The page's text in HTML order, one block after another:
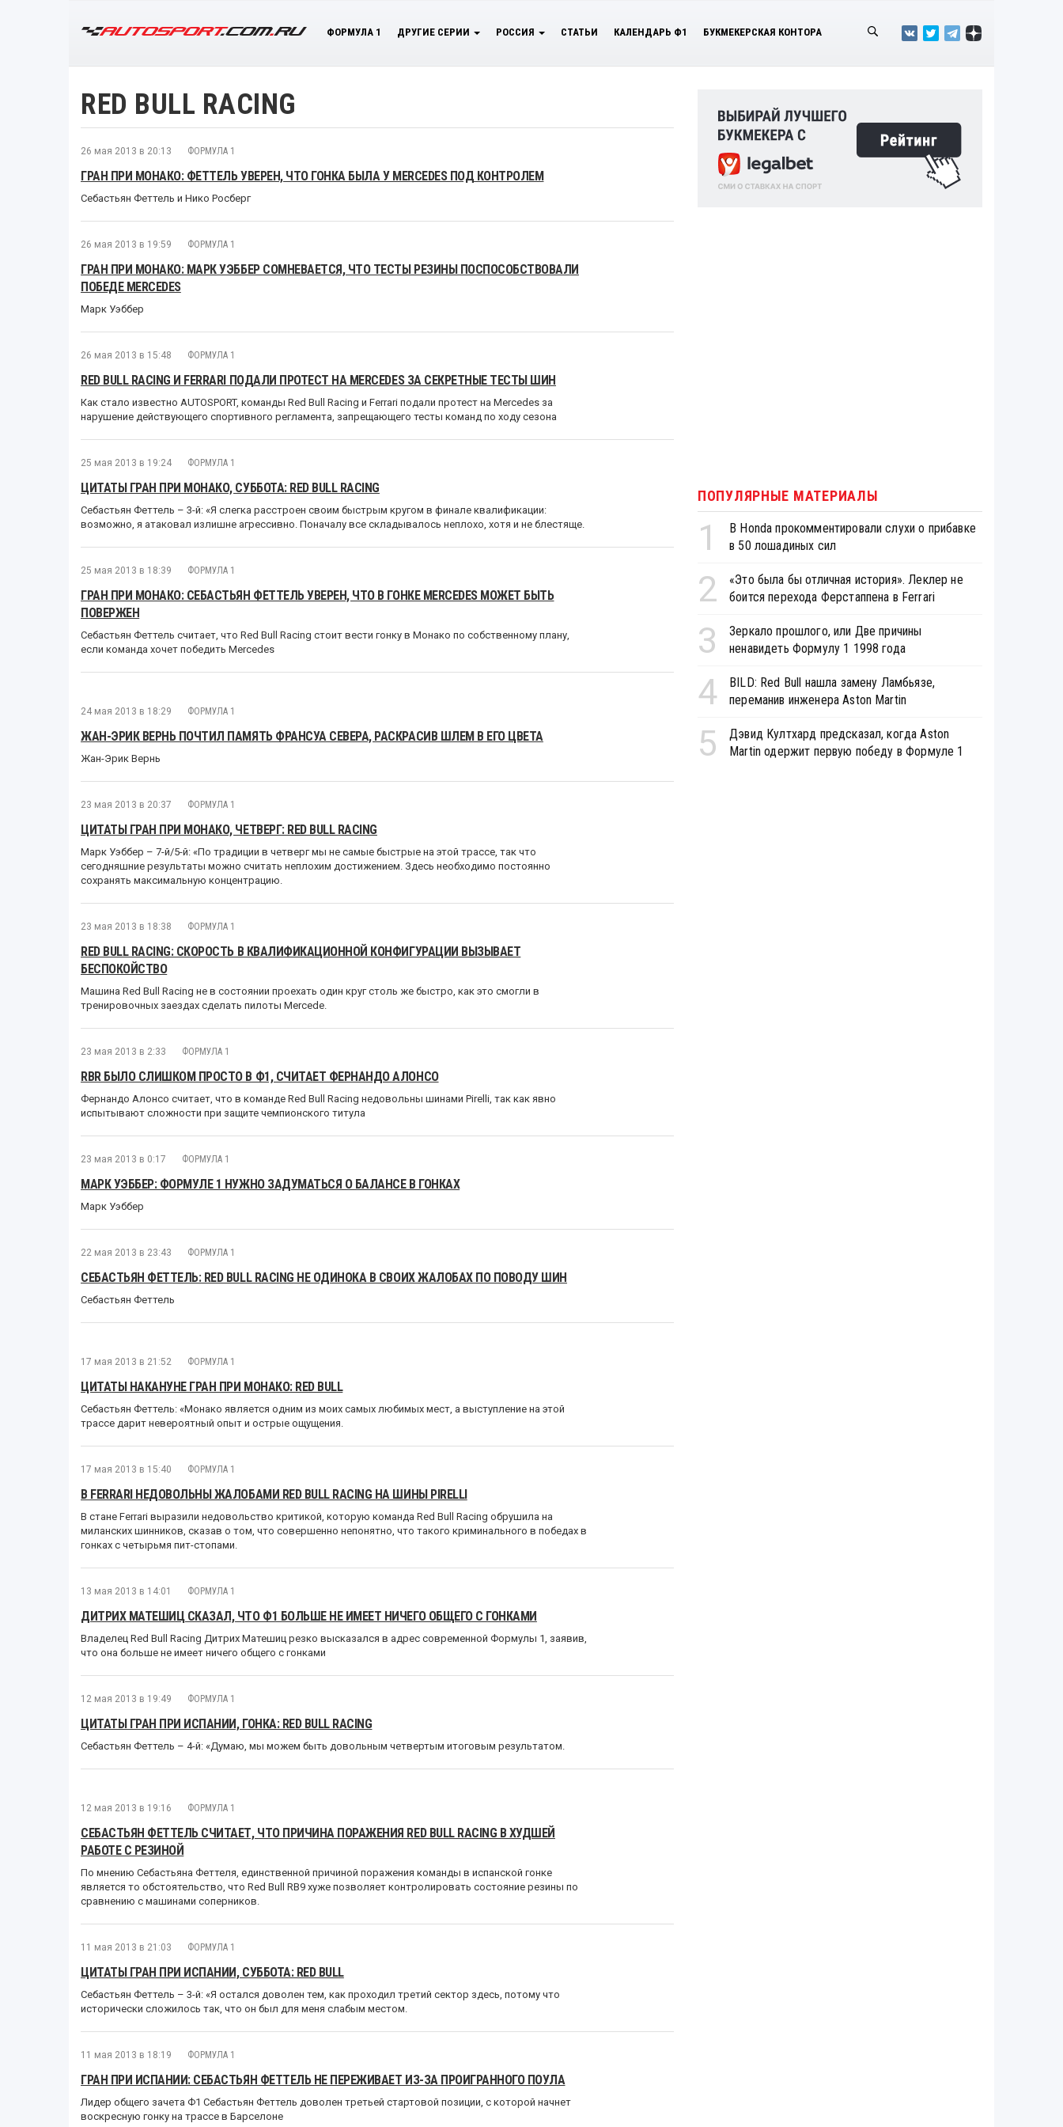
ФОРМУЛА 1 ДРУГИЕ СЕРИИ РОССИЯ СТАТЬИ КАЛЕНДАРЬ Ф1 БУКМЕКЕРСКАЯ КОНТОРА
RED BULL RACING
26 мая 2013 в 20:13 ФОРМУЛА 1
ГРАН ПРИ МОНАКО: ФЕТТЕЛЬ УВЕРЕН, ЧТО ГОНКА БЫЛА У MERCEDES ПОД КОНТРОЛЕМ
Себастьян Феттель и Нико Росберг
26 мая 2013 в 19:59 ФОРМУЛА 1
ГРАН ПРИ МОНАКО: МАРК УЭББЕР СОМНЕВАЕТСЯ, ЧТО ТЕСТЫ РЕЗИНЫ ПОСПОСОБСТВОВАЛИ
ПОБЕДЕ MERCEDES
Марк Уэббер
26 мая 2013 в 15:48 ФОРМУЛА 1
RED BULL RACING И FERRARI ПОДАЛИ ПРОТЕСТ НА MERCEDES ЗА СЕКРЕТНЫЕ ТЕСТЫ ШИН
Как стало известно AUTOSPORT, команды Red Bull Racing и Ferrari подали протест на Mercedes за
нарушение действующего спортивного регламента, запрещающего тесты команд по ходу сезона
25 мая 2013 в 19:24 ФОРМУЛА 1
ЦИТАТЫ ГРАН ПРИ МОНАКО, СУББОТА: RED BULL RACING
Себастьян Феттель – 3-й: «Я слегка расстроен своим быстрым кругом в финале квалификации:
возможно, я атаковал излишне агрессивно. Поначалу все складывалось неплохо, хотя и не блестяще.
25 мая 2013 в 18:39 ФОРМУЛА 1
ГРАН ПРИ МОНАКО: СЕБАСТЬЯН ФЕТТЕЛЬ УВЕРЕН, ЧТО В ГОНКЕ MERCEDES МОЖЕТ БЫТЬ
ПОВЕРЖЕН
Себастьян Феттель считает, что Red Bull Racing стоит вести гонку в Монако по собственному плану,
если команда хочет победить Mercedes
24 мая 2013 в 18:29 ФОРМУЛА 1
ЖАН-ЭРИК ВЕРНЬ ПОЧТИЛ ПАМЯТЬ ФРАНСУА СЕВЕРА, РАСКРАСИВ ШЛЕМ В ЕГО ЦВЕТА
Жан-Эрик Вернь
23 мая 2013 в 20:37 ФОРМУЛА 1
ЦИТАТЫ ГРАН ПРИ МОНАКО, ЧЕТВЕРГ: RED BULL RACING
Марк Уэббер – 7-й/5-й: «По традиции в четверг мы не самые быстрые на этой трассе, так что
сегодняшние результаты можно считать неплохим достижением. Здесь необходимо постоянно
сохранять максимальную концентрацию.
23 мая 2013 в 18:38 ФОРМУЛА 1
RED BULL RACING: СКОРОСТЬ В КВАЛИФИКАЦИОННОЙ КОНФИГУРАЦИИ ВЫЗЫВАЕТ
БЕСПОКОЙСТВО
Машина Red Bull Racing не в состоянии проехать один круг столь же быстро, как это смогли в
тренировочных заездах сделать пилоты Mercede.
23 мая 2013 в 2:33 ФОРМУЛА 1
RBR БЫЛО СЛИШКОМ ПРОСТО В Ф1, СЧИТАЕТ ФЕРНАНДО АЛОНСО
Фернандо Алонсо считает, что в команде Red Bull Racing недовольны шинами Pirelli, так как явно
испытывают сложности при защите чемпионского титула
23 мая 2013 в 0:17 ФОРМУЛА 1
МАРК УЭББЕР: ФОРМУЛЕ 1 НУЖНО ЗАДУМАТЬСЯ О БАЛАНСЕ В ГОНКАХ
Марк Уэббер
22 мая 2013 в 23:43 ФОРМУЛА 1
СЕБАСТЬЯН ФЕТТЕЛЬ: RED BULL RACING НЕ ОДИНОКА В СВОИХ ЖАЛОБАХ ПО ПОВОДУ ШИН
Себастьян Феттель
17 мая 2013 в 21:52 ФОРМУЛА 1
ЦИТАТЫ НАКАНУНЕ ГРАН ПРИ МОНАКО: RED BULL
Себастьян Феттель: «Монако является одним из моих самых любимых мест, а выступление на этой
трассе дарит невероятный опыт и острые ощущения.
17 мая 2013 в 15:40 ФОРМУЛА 1
В FERRARI НЕДОВОЛЬНЫ ЖАЛОБАМИ RED BULL RACING НА ШИНЫ PIRELLI
В стане Ferrari выразили недовольство критикой, которую команда Red Bull Racing обрушила на
миланских шинников, сказав о том, что совершенно непонятно, что такого криминального в победах в
гонках с четырьмя пит-стопами.
13 мая 2013 в 14:01 ФОРМУЛА 1
ДИТРИХ МАТЕШИЦ СКАЗАЛ, ЧТО Ф1 БОЛЬШЕ НЕ ИМЕЕТ НИЧЕГО ОБЩЕГО С ГОНКАМИ
Владелец Red Bull Racing Дитрих Матешиц резко высказался в адрес современной Формулы 1, заявив,
что она больше не имеет ничего общего с гонками
12 мая 2013 в 19:49 ФОРМУЛА 1
ЦИТАТЫ ГРАН ПРИ ИСПАНИИ, ГОНКА: RED BULL RACING
Себастьян Феттель – 4-й: «Думаю, мы можем быть довольным четвертым итоговым результатом.
12 мая 2013 в 19:16 ФОРМУЛА 1
СЕБАСТЬЯН ФЕТТЕЛЬ СЧИТАЕТ, ЧТО ПРИЧИНА ПОРАЖЕНИЯ RED BULL RACING В ХУДШЕЙ
РАБОТЕ С РЕЗИНОЙ
По мнению Себастьяна Феттеля, единственной причиной поражения команды в испанской гонке
является то обстоятельство, что Red Bull RB9 хуже позволяет контролировать состояние резины по
сравнению с машинами соперников.
11 мая 2013 в 21:03 ФОРМУЛА 1
ЦИТАТЫ ГРАН ПРИ ИСПАНИИ, СУББОТА: RED BULL
Себастьян Феттель – 3-й: «Я остался доволен тем, как проходил третий сектор здесь, потому что
исторически сложилось так, что он был для меня слабым местом.
11 мая 2013 в 18:19 ФОРМУЛА 1
ГРАН ПРИ ИСПАНИИ: СЕБАСТЬЯН ФЕТТЕЛЬ НЕ ПЕРЕЖИВАЕТ ИЗ-ЗА ПРОИГРАННОГО ПОУЛА
Лидер общего зачета Ф1 Себастьян Феттель доволен третьей стартовой позиции, с которой начнет
воскресную гонку на трассе в Барселоне
ПОПУЛЯРНЫЕ МАТЕРИАЛЫ
1
В Honda прокомментировали слухи о прибавке
в 50 лошадиных сил
2
«Это была бы отличная история». Леклер не
боится перехода Ферстаппена в Ferrari
3
Зеркало прошлого, или Две причины
ненавидеть Формулу 1 1998 года
4
BILD: Red Bull нашла замену Ламбьязе,
переманив инженера Aston Martin
5
Дэвид Култхард предсказал, когда Aston
Martin одержит первую победу в Формуле 1